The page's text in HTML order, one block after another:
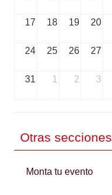
17 18 19 20
24 25 26 27
31 1 2 3
Otras secciones
Monta tu evento